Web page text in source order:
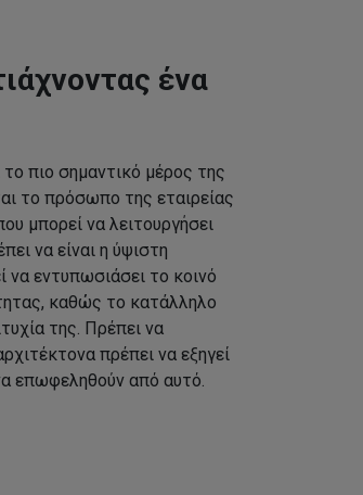
ένα
πιο σημαντικό μέρος της
το πρόσωπο της εταιρείας
μπορεί να λειτουργήσει
να είναι η ύψιστη
να εντυπωσιάσει το κοινό
καθώς το κατάλληλο
της. Πρέπει να
πρέπει να εξηγεί
επωφεληθούν από αυτό.